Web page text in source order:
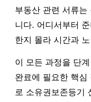
부동산 관련 서류는
니다. 어디서부터
한지 몰라 시간과
이 모든 과정을 단
완료에 필요한 핵
로 소유권보존등기